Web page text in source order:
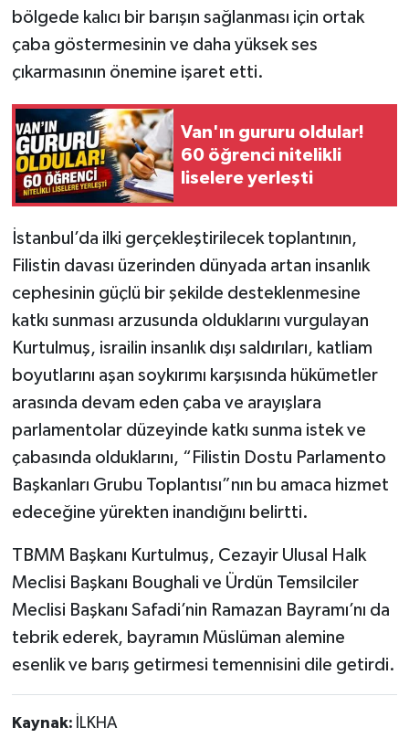
bölgede kalıcı bir barışın sağlanması için ortak
çaba göstermesinin ve daha yüksek ses
çıkarmasının önemine işaret etti.
Van'ın gururu oldular!
60 öğrenci nitelikli
liselere yerleşti
İstanbul’da ilki gerçekleştirilecek toplantının,
Filistin davası üzerinden dünyada artan insanlık
cephesinin güçlü bir şekilde desteklenmesine
katkı sunması arzusunda olduklarını vurgulayan
Kurtulmuş, israilin insanlık dışı saldırıları, katliam
boyutlarını aşan soykırımı karşısında hükümetler
arasında devam eden çaba ve arayışlara
parlamentolar düzeyinde katkı sunma istek ve
çabasında olduklarını, “Filistin Dostu Parlamento
Başkanları Grubu Toplantısı”nın bu amaca hizmet
edeceğine yürekten inandığını belirtti.
TBMM Başkanı Kurtulmuş, Cezayir Ulusal Halk
Meclisi Başkanı Boughali ve Ürdün Temsilciler
Meclisi Başkanı Safadi’nin Ramazan Bayramı’nı da
tebrik ederek, bayramın Müslüman alemine
esenlik ve barış getirmesi temennisini dile getirdi.
Kaynak: İLKHA